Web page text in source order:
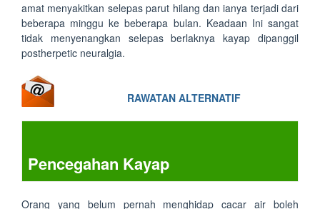
amat menyakitkan selepas parut hilang dan ianya terjadi dari
beberapa minggu ke beberapa bulan. Keadaan Ini sangat
tidak menyenangkan selepas berlaknya kayap dipanggil
postherpetic neuralgia.
RAWATAN ALTERNATIF
Pencegahan Kayap
Orang yang belum pernah menghidap cacar air boleh